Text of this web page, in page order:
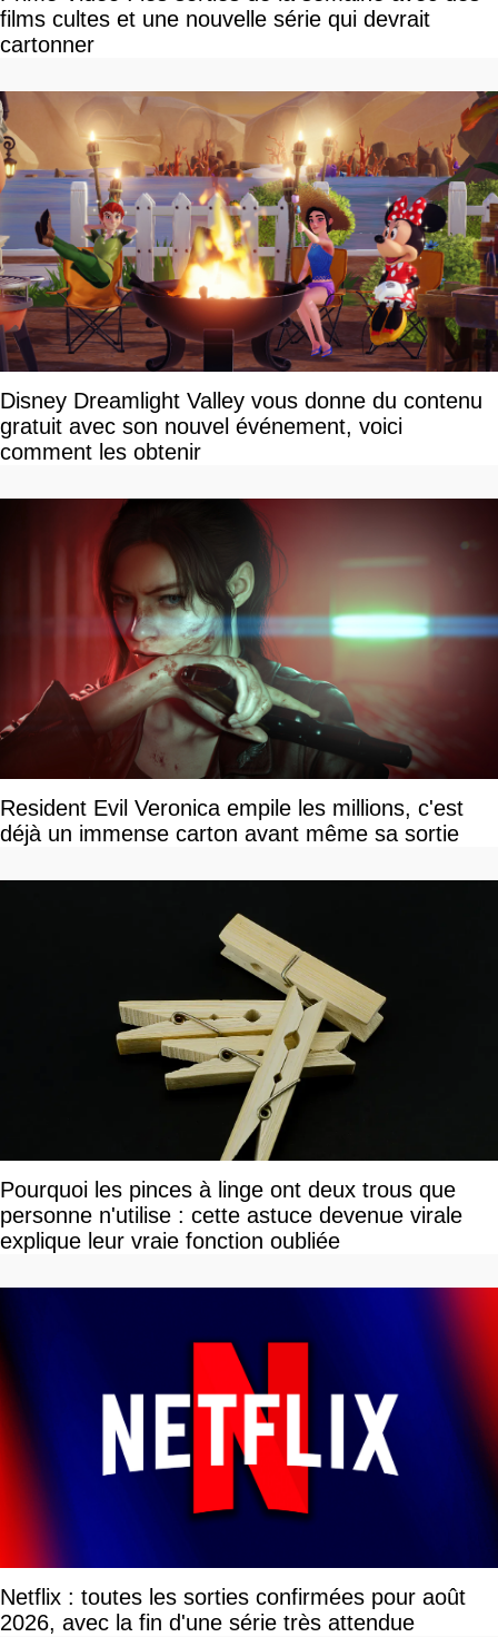
films cultes et une nouvelle série qui devrait
cartonner
Disney Dreamlight Valley vous donne du contenu
gratuit avec son nouvel événement, voici
comment les obtenir
Resident Evil Veronica empile les millions, c'est
déjà un immense carton avant même sa sortie
Pourquoi les pinces à linge ont deux trous que
personne n'utilise : cette astuce devenue virale
explique leur vraie fonction oubliée
Netflix : toutes les sorties confirmées pour août
2026, avec la fin d'une série très attendue